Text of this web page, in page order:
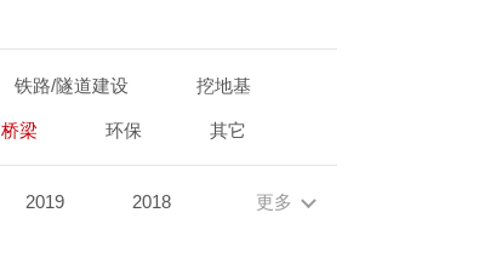
铁路/隧道建设 挖地基
桥梁 环保 其它
2019 2018 更多